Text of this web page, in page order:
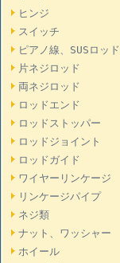
ヒンジ
スイッチ
ピアノ線、SUSロッド
片ネジロッド
両ネジロッド
ロッドエンド
ロッドストッパー
ロッドジョイント
ロッドガイド
ワイヤーリンケージ
リンケージパイプ
ネジ類
ナット、ワッシャー
ホイール